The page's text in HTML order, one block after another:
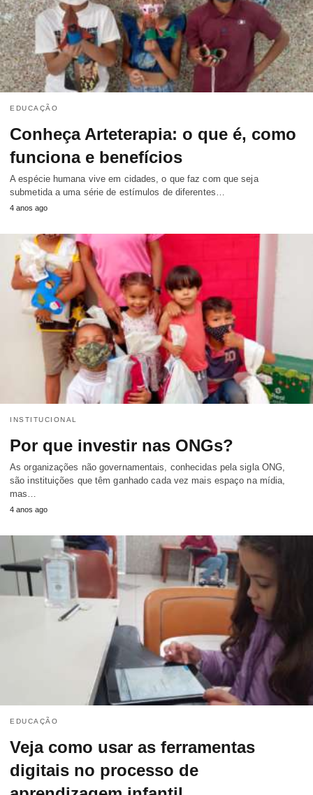
EDUCAÇÃO
Conheça Arteterapia: o que é, como
funciona e benefícios
A espécie humana vive em cidades, o que faz com que seja
submetida a uma série de estímulos de diferentes…
4 anos ago
INSTITUCIONAL
Por que investir nas ONGs?
As organizações não governamentais, conhecidas pela sigla ONG,
são instituições que têm ganhado cada vez mais espaço na mídia,
mas…
4 anos ago
EDUCAÇÃO
Veja como usar as ferramentas
digitais no processo de